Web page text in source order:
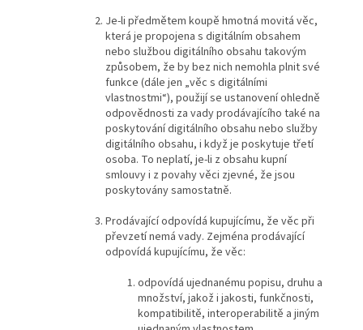
Je-li předmětem koupě hmotná movitá věc,
která je propojena s digitálním obsahem
nebo službou digitálního obsahu takovým
způsobem, že by bez nich nemohla plnit své
funkce (dále jen „věc s digitálními
vlastnostmi“), použijí se ustanovení ohledně
odpovědnosti za vady prodávajícího také na
poskytování digitálního obsahu nebo služby
digitálního obsahu, i když je poskytuje třetí
osoba. To neplatí, je-li z obsahu kupní
smlouvy i z povahy věci zjevné, že jsou
poskytovány samostatně.
Prodávající odpovídá kupujícímu, že věc při
převzetí nemá vady. Zejména prodávající
odpovídá kupujícímu, že věc:
odpovídá ujednanému popisu, druhu a
množství, jakož i jakosti, funkčnosti,
kompatibilitě, interoperabilitě a jiným